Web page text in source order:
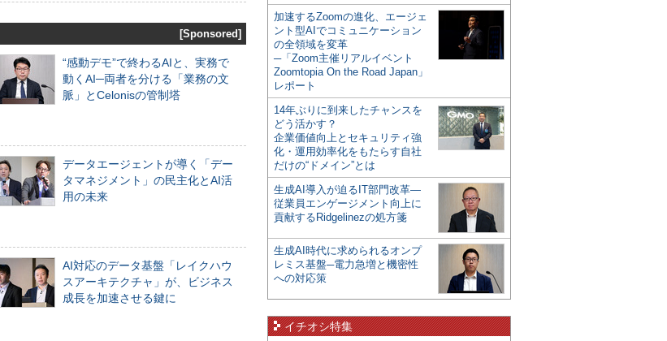
[Sponsored]
“感動デモ”で終わるAIと、実務で
動くAI─両者を分ける「業務の文
脈」とCelonisの管制塔
データエージェントが導く「デー
タマネジメント」の民主化とAI活
用の未来
AI対応のデータ基盤「レイクハウ
スアーキテクチャ」が、ビジネス
成長を加速させる鍵に
加速するZoomの進化、エージェ
ント型AIでコミュニケーション
の全領域を変革
─「Zoom主催リアルイベント
Zoomtopia On the Road Japan」
レポート
14年ぶりに到来したチャンスを
どう活かす？
企業価値向上とセキュリティ強
化・運用効率化をもたらす自社
だけの“ドメイン”とは
生成AI導入が迫るIT部門改革―
従業員エンゲージメント向上に
貢献するRidgelinezの処方箋
生成AI時代に求められるオンプ
レミス基盤─電力急増と機密性
への対応策
イチオシ特集